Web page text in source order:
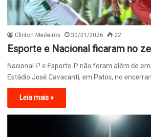
Clinton Medeiros 30/01/2026 22
Esporte e Nacional ficaram no
Nacional-P e Esporte-P não foram além de
Estádio José Cavacanti, em Patos, no
Leia mais »